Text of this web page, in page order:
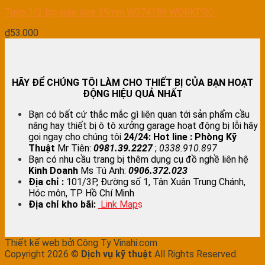
Tuýp 1/2 lục giác size 29mm W074189 WORKPRO
₫53.000
HÃY ĐỂ CHÚNG TÔI LÀM CHO THIẾT BỊ CỦA BẠN HOẠT
ĐỘNG HIỆU QUẢ NHẤT
Bạn có bất cứ thắc mắc gì liên quan tới sản phẩm cầu
nâng hay thiết bị ô tô xưởng garage hoạt động bị lỗi hãy
gọi ngay cho chúng tôi 24/24: Hot line : Phòng Kỹ
Thuật Mr Tiên: 0981.39.2227; 0338.910.897
Bạn có nhu cầu trang bị thêm dụng cụ đồ nghề liên hệ
Kinh Doanh Ms Tú Anh: 0906.372.023
Địa chỉ : 101/3P, Đường số 1, Tân Xuân Trung Chánh,
Hóc môn, TP Hồ Chí Minh
Địa chỉ kho bãi: Link Maps
Thiết kế web bởi Công Ty Vinahi.com
Copyright 2026 © Dịch vụ kỹ thuật All Rights Reserved.